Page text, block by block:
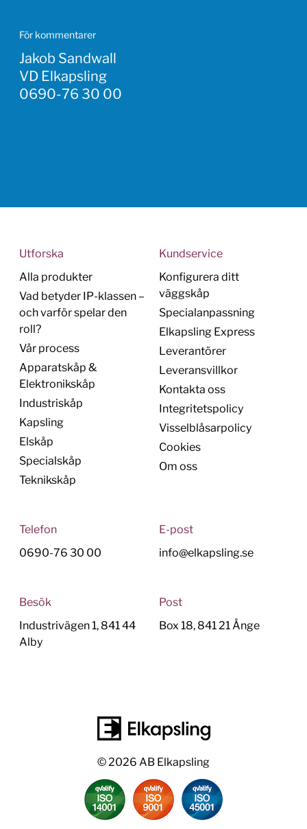
För kommentarer
Jakob Sandwall
VD Elkapsling
0690-76 30 00
Utforska
Alla produkter
Vad betyder IP-klassen –
och varför spelar den
roll?
Vår process
Apparatskåp &
Elektronikskåp
Industriskåp
Kapsling
Elskåp
Specialskåp
Teknikskåp
Kundservice
Konfigurera ditt
väggskåp
Specialanpassning
Elkapsling Express
Leverantörer
Leveransvillkor
Kontakta oss
Integritetspolicy
Visselblåsarpolicy
Cookies
Om oss
Telefon
0690-76 30 00
E-post
info@elkapsling.se
Besök
Industrivägen 1, 841 44
Alby
Post
Box 18, 841 21 Ånge
© 2026 AB Elkapsling